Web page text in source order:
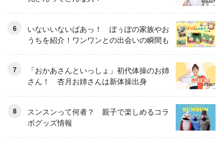
いないいないばあっ！ ぽぅぽの家族やお
うちを紹介！ワンワンとの出会いの瞬間も
「おかあさんといっしょ」初代体操のお姉
さん！ 杏月お姉さんは新体操出身
スンスンって何者？ 親子で楽しめるコラ
ボグッズ情報